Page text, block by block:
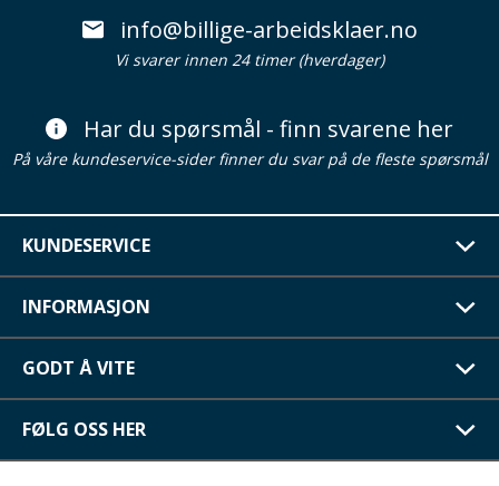
info@billige-arbeidsklaer.no
Vi svarer innen 24 timer (hverdager)
Har du spørsmål - finn svarene her
På våre kundeservice-sider finner du svar på de fleste spørsmål
KUNDESERVICE
INFORMASJON
GODT Å VITE
FØLG OSS HER